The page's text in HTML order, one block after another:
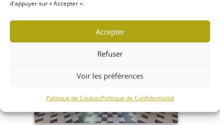
d'appuyer sur « Accepter ».
Accepter
Refuser
Voir les préférences
Politique de CookiesPolitique de Confidentialité